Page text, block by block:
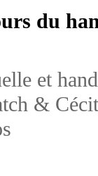
du
et
&